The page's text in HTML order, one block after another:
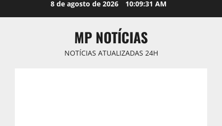
8 de agosto de 2026 10:09:33 AM
MP NOTÍCIAS
NOTÍCIAS ATUALIZADAS 24H